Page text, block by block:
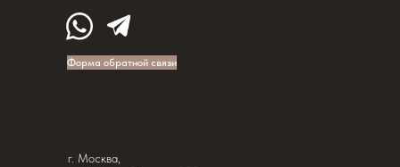
г. Москва,
Форма обратной связи